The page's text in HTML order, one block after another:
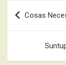
Navegación
de
entradas
Cosas